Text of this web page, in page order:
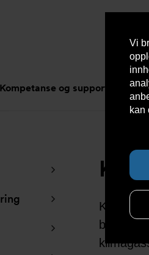
Vi
kan
Kompetanse og support
bygg